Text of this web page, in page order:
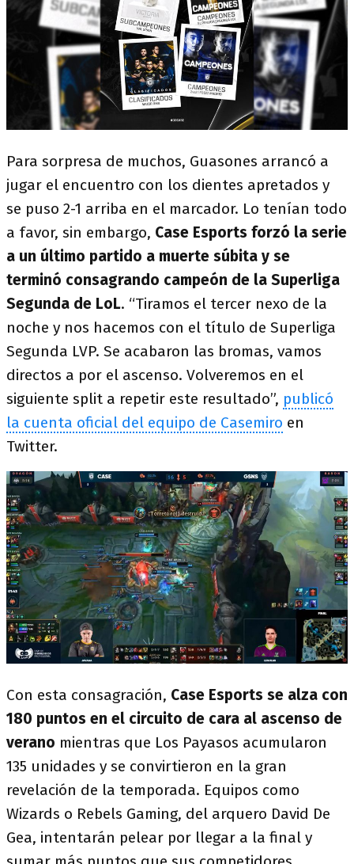
Para sorpresa de muchos, Guasones arrancó a
jugar el encuentro con los dientes apretados y
se puso 2-1 arriba en el marcador. Lo tenían todo
a favor, sin embargo, Case Esports forzó la serie
a un último partido a muerte súbita y se
terminó consagrando campeón de la Superliga
Segunda de LoL. “Tiramos el tercer nexo de la
noche y nos hacemos con el título de Superliga
Segunda LVP. Se acabaron las bromas, vamos
directos a por el ascenso. Volveremos en el
siguiente split a repetir este resultado”, publicó
la cuenta oficial del equipo de Casemiro en
Twitter.
Con esta consagración, Case Esports se alza con
180 puntos en el circuito de cara al ascenso de
verano mientras que Los Payasos acumularon
135 unidades y se convirtieron en la gran
revelación de la temporada. Equipos como
Wizards o Rebels Gaming, del arquero David De
Gea, intentarán pelear por llegar a la final y